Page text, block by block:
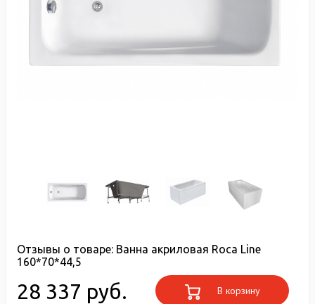
Отзывы о товаре: Ванна акриловая Roca Line
160*70*44,5
28 337 руб. В корзину